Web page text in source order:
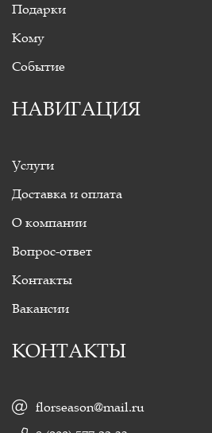
Подарки
Кому
Событие
НАВИГАЦИЯ
Услуги
Доставка и оплата
О компании
Вопрос-ответ
Контакты
Вакансии
КОНТАКТЫ
florseason@mail.ru